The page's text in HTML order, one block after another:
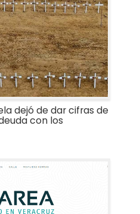
dejó de dar cifras de
con los